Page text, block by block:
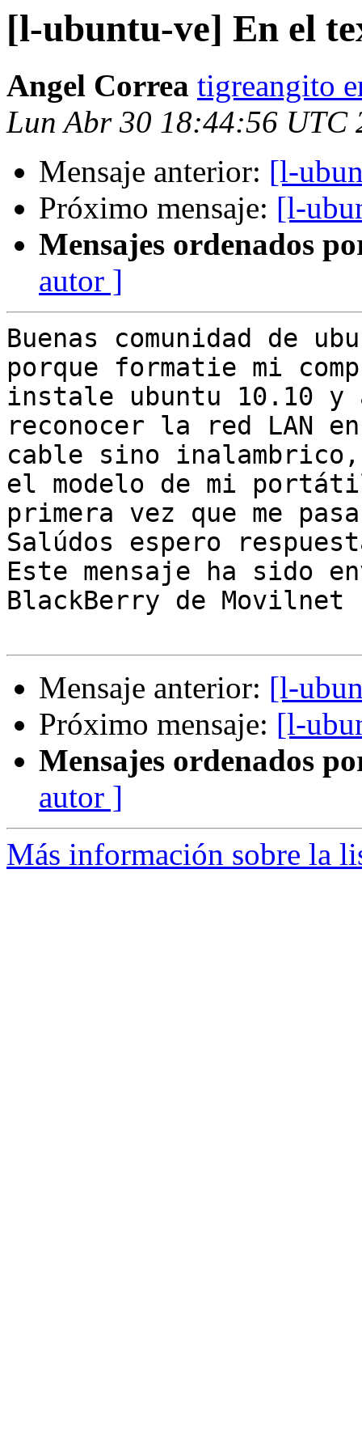
[l-ubuntu-ve] En el
Angel Correa tigreangito
Lun Abr 30 18:44:56 UTC
Mensaje anterior: [l-
Próximo mensaje: [l-
Mensajes ordenados
autor ]
Buenas comunidad de
porque formatie mi
instale ubuntu 10.10 y
reconocer la red LAN
cable sino
el modelo de mi
primera vez que me
Salúdos espero
Este mensaje ha sido
BlackBerry de Movilnet
Mensaje anterior: [l-
Próximo mensaje: [l-
Mensajes ordenados
autor ]
Más información sobre la